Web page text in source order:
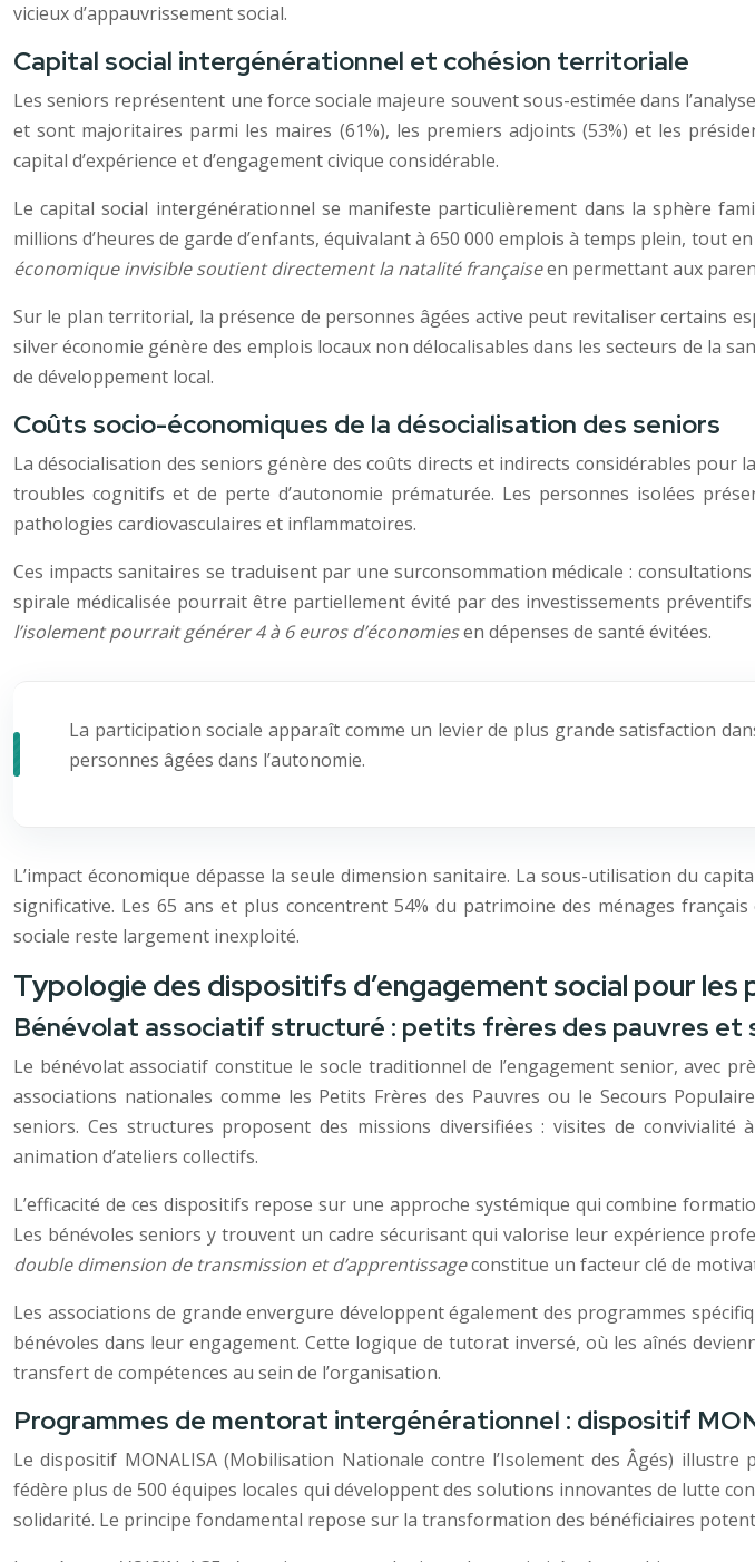
vicieux d’appauvrissement social.
Capital social intergénérationnel et cohésion territoriale
Les seniors représentent une force sociale majeure souvent sous-estimée dans
et sont majoritaires parmi les maires (61%), les premiers adjoints (53%) et les
capital d’expérience et d’engagement civique considérable.
Le capital social intergénérationnel se manifeste particulièrement dans la sphère
millions d’heures de garde d’enfants, équivalant à 650 000 emplois à temps plein, tout
économique invisible soutient directement la natalité françaiseen permettant aux
Sur le plan territorial, la présence de personnes âgées active peut revitaliser certains
silver économie génère des emplois locaux non délocalisables dans les secteurs de la
de développement local.
Coûts socio-économiques de la désocialisation des seniors
La désocialisation des seniors génère des coûts directs et indirects considérables pour
troubles cognitifs et de perte d’autonomie prématurée. Les personnes isolées
pathologies cardiovasculaires et inflammatoires.
Ces impacts sanitaires se traduisent par une surconsommation médicale :
spirale médicalisée pourrait être partiellement évité par des investissements préventifs
l’isolement pourrait générer 4 à 6 euros d’économiesen dépenses de santé évitées.
La participation sociale apparaît comme un levier de plus grande satisfaction
personnes âgées dans l’autonomie.
L’impact économique dépasse la seule dimension sanitaire. La sous-utilisation du
significative. Les 65 ans et plus concentrent 54% du patrimoine des ménages
sociale reste largement inexploité.
Typologie des dispositifs d’engagement social pour les
Bénévolat associatif structuré : petits frères des pauvres et
Le bénévolat associatif constitue le socle traditionnel de l’engagement senior, avec
associations nationales comme les Petits Frères des Pauvres ou le Secours
seniors. Ces structures proposent des missions diversifiées : visites de
animation d’ateliers collectifs.
L’efficacité de ces dispositifs repose sur une approche systémique qui combine
Les bénévoles seniors y trouvent un cadre sécurisant qui valorise leur expérience
double dimension de transmission et d’apprentissageconstitue un facteur clé de
Les associations de grande envergure développent également des programmes
bénévoles dans leur engagement. Cette logique de tutorat inversé, où les aînés
transfert de compétences au sein de l’organisation.
Programmes de mentorat intergénérationnel : dispositif
Le dispositif MONALISA (Mobilisation Nationale contre l’Isolement des Âgés)
fédère plus de 500 équipes locales qui développent des solutions innovantes de lutte
solidarité. Le principe fondamental repose sur la transformation des bénéficiaires